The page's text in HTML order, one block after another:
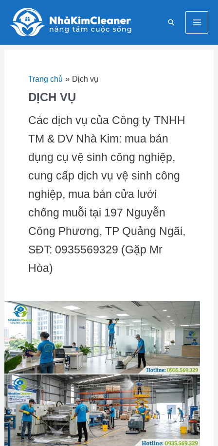
nội
Tìm
Main
Trang chủ Dịch vụ
DỊCH VỤ
Các dịch vụ của Công ty TNHH
TM & DV Nhà Kim: mua bán
dụng cụ vệ sinh công nghiệp,
cung cấp dịch vụ vệ sinh công
nghiệp, mua bán cửa lưới
chống muỗi tại 197 Nguyễn
Công Phương, TP Quảng Ngãi,
SĐT: 0935569329 (Gặp Mr
Hòa)
Tổng
vệ
văn
phòng
Quảng
Ngãi
mùa
nắng
nóng